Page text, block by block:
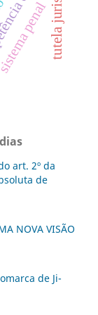
penal
art. 2º da
de
NOVA VISÃO
de Ji-